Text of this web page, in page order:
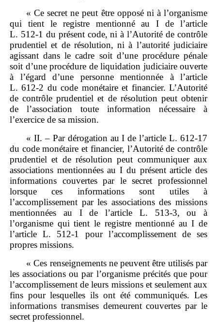
« Ce secret ne peut être opposé ni à l’organisme
qui tient le registre mentionné au I de l’article
L. 512‑1 du présent code, ni à l’Autorité de contrôle
prudentiel et de résolution, ni à l’autorité judiciaire
agissant dans le cadre soit d’une procédure pénale
soit d’une procédure de liquidation judiciaire ouverte
à l’égard d’une personne mentionnée à l’article
L. 612‑2 du code monétaire et financier. L’Autorité
de contrôle prudentiel et de résolution peut obtenir
de l’association toute information nécessaire à
l’exercice de sa mission.
« II. – Par dérogation au I de l’article L. 612‑17
du code monétaire et financier, l’Autorité de contrôle
prudentiel et de résolution peut communiquer aux
associations mentionnées au I du présent article des
informations couvertes par le secret professionnel
lorsque ces informations sont utiles à
l’accomplissement par les associations des missions
mentionnées au I de l’article L. 513‑3, ou à
l’organisme qui tient le registre mentionné au I de
l’article L. 512‑1 pour l’accomplissement de ses
propres missions.
« Ces renseignements ne peuvent être utilisés par
les associations ou par l’organisme précités que pour
l’accomplissement de leurs missions et seulement aux
fins pour lesquelles ils ont été communiqués. Les
informations transmises demeurent couvertes par le
secret professionnel.